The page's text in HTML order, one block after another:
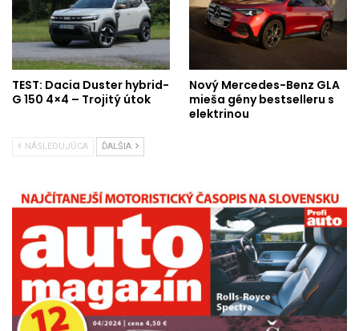
TEST: Dacia Duster hybrid-
G 150 4×4 – Trojitý útok
Nový Mercedes-Benz GLA
mieša gény bestselleru s
elektrinou
NÁSLEDUJÚCA ĎALŠIA